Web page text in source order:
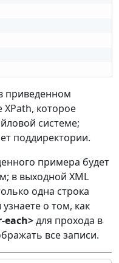
приведенном
которое
системе;
поддиректории.
примера будет
в выходной XML
одна строка
о том, как
each>для прохода в
все записи.